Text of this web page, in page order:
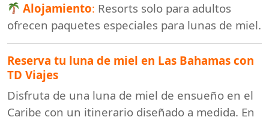
Alojamiento: Resorts solo para adultos
ofrecen paquetes especiales para lunas de miel.
Reserva tu luna de miel en Las Bahamas con
TD Viajes
Disfruta de una luna de miel de ensueño en el
Caribe con un itinerario diseñado a medida. En